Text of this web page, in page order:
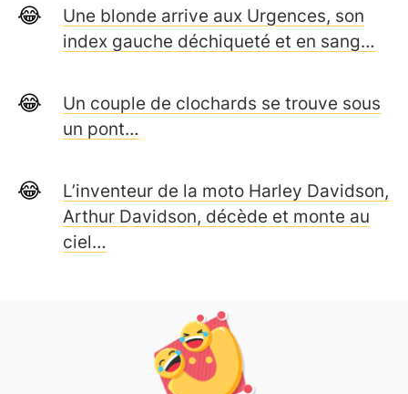
Une blonde arrive aux Urgences, son
index gauche déchiqueté et en sang…
Un couple de clochards se trouve sous
un pont…
L’inventeur de la moto Harley Davidson,
Arthur Davidson, décède et monte au
ciel…